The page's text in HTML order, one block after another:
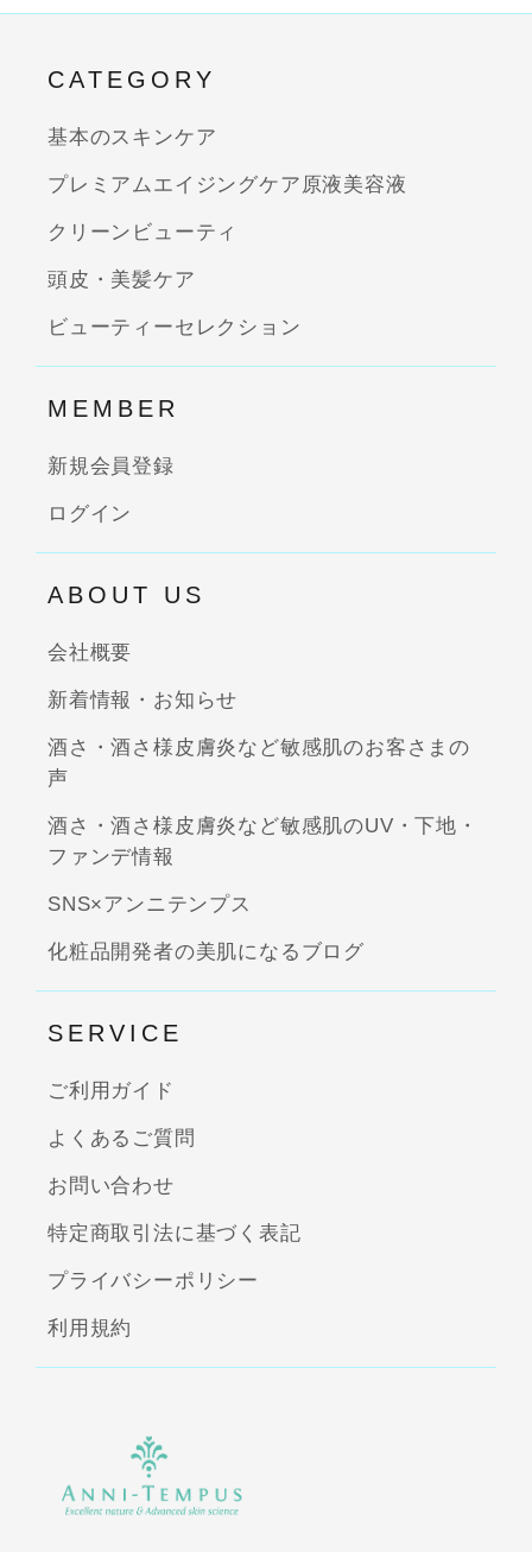
CATEGORY
基本のスキンケア
プレミアムエイジングケア原液美容液
クリーンビューティ
頭皮・美髪ケア
ビューティーセレクション
MEMBER
新規会員登録
ログイン
ABOUT US
会社概要
新着情報・お知らせ
酒さ・酒さ様皮膚炎など敏感肌のお客さまの
声
酒さ・酒さ様皮膚炎など敏感肌のUV・下地・
ファンデ情報
SNS×アンニテンプス
化粧品開発者の美肌になるブログ
SERVICE
ご利用ガイド
よくあるご質問
お問い合わせ
特定商取引法に基づく表記
プライバシーポリシー
利用規約